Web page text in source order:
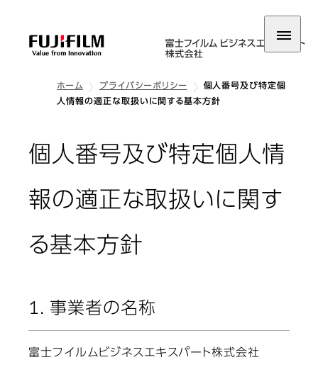
ホーム プライバシーポリシー
個人番号及び特定個
人情報の適正な取扱いに関する基本方針
個人番号及び特定個人情
報の適正な取扱いに関す
る基本方針
1. 事業者の名称
富士フイルムビジネスエキスパート株式会社